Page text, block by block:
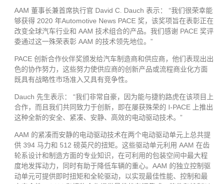
AAM 董事长兼首席执行官 David C. Dauch 表示： “我们很荣幸能
够获得 2020 年Automotive News PACE 奖，该奖项旨在表彰正在
改变全球汽车行业和 AAM 技术组合的产品。我们感谢 PACE 奖评
委通过这一殊荣表彰 AAM 的技术领先地位。”
PACE 创新合作伙伴奖颁发给汽车制造商和供应商，他们表现出出
色的协作努力，这些努力使供应商的创新产品或流程商业化方面
既具有战略性市场准入又具有竞争性。
Dauch 先生表示： “我们非常自豪，因为能与捷豹路虎在该项目上
合作，而且我们共同致力于创新，即在屡获殊荣的 I-PACE 上推出
这种全新的安全、紧凑、安静、高效的电动驱动技术。”
AAM 的紧凑而安静的电动驱动技术在两个电动驱动单元上总共提
供 394 马力和 512 磅英尺的扭矩。这些驱动单元利用 AAM 在齿
轮系设计和制造方面的专业知识，在可利用的包装空间中最大程
度地发挥动力，同时有助于降低车辆的重心。AAM 的独立控制驱
动单元可提供即时扭矩和全轮驱动，以实现最佳性能、控制和最